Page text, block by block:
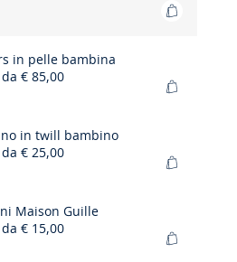
Aggiungi
Sneakers
in
in pelle bambina
da € 85,00
Aggiungi
in
in twill bambino
da € 25,00
Aggiungi
Calzini
Maison
Maison Guille
da € 15,00
Aggiungi